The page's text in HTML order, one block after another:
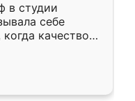
в студии
себе
качеством
уже почти